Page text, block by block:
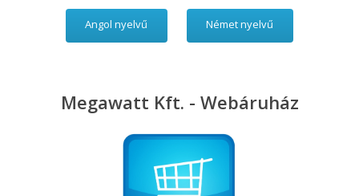
Angol nyelvű Német nyelvű
Megawatt Kft. - Webáruház